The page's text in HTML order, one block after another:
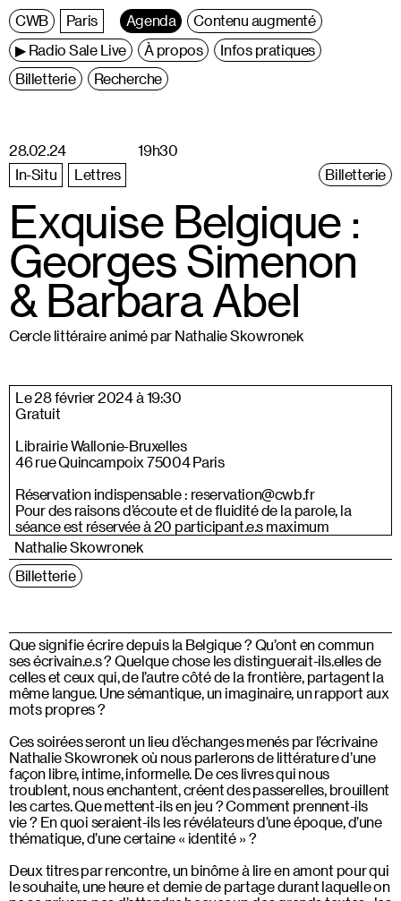
Centre
Wallonie
Bruxelles
Paris Agenda
Contenu augmenté
▶ Radio Sale Live
À propos
Infos pratiques
Billetterie
Recherche
28.02.24
19h30
In-Situ
Lettres Billetterie
Exquise Belgique :
Georges Simenon
& Barbara Abel
Cercle littéraire animé par Nathalie Skowronek
Le 28 février 2024 à 19:30
Gratuit
Librairie Wallonie-Bruxelles
46 rue Quincampoix 75004 Paris
Réservation indispensable : reservation@cwb.fr
Pour des raisons d’écoute et de fluidité de la parole, la
séance est réservée à 20 participant.e.s maximum
Nathalie Skowronek
Billetterie
Que signifie écrire depuis la Belgique ? Qu’ont en commun
ses écrivain.e.s ? Quelque chose les distinguerait-ils.elles de
celles et ceux qui, de l’autre côté de la frontière, partagent la
même langue. Une sémantique, un imaginaire, un rapport aux
mots propres ?
Ces soirées seront un lieu d’échanges menés par l’écrivaine
Nathalie Skowronek où nous parlerons de littérature d’une
façon libre, intime, informelle. De ces livres qui nous
troublent, nous enchantent, créent des passerelles, brouillent
les cartes. Que mettent-ils en jeu ? Comment prennent-ils
vie ? En quoi seraient-ils les révélateurs d’une époque, d’une
thématique, d’une certaine « identité » ?
Deux titres par rencontre, un binôme à lire en amont pour qui
le souhaite, une heure et demie de partage durant laquelle on